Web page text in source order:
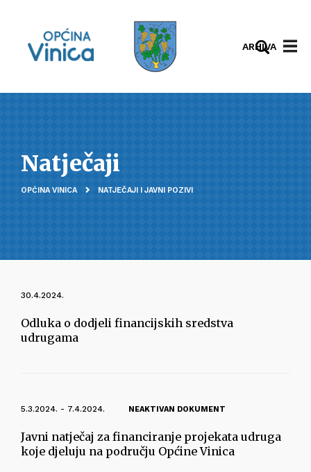
ARHIVA
Natječaji
OPĆINA VINICA NATJEČAJI I JAVNI POZIVI
30.4.2024.
Odluka o dodjeli financijskih sredstva
udrugama
5.3.2024. - 7.4.2024. NEAKTIVAN DOKUMENT
Javni natječaj za financiranje projekata udruga
koje djeluju na području Općine Vinica